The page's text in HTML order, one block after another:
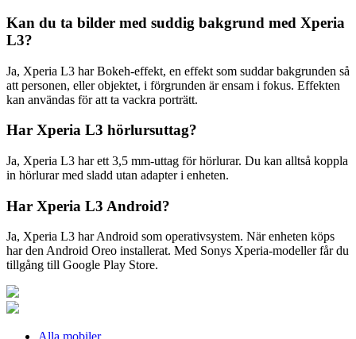
Kan du ta bilder med suddig bakgrund med Xperia
L3?
Ja, Xperia L3 har Bokeh-effekt, en effekt som suddar bakgrunden så
att personen, eller objektet, i förgrunden är ensam i fokus. Effekten
kan användas för att ta vackra porträtt.
Har Xperia L3 hörlursuttag?
Ja, Xperia L3 har ett 3,5 mm-uttag för hörlurar. Du kan alltså koppla
in hörlurar med sladd utan adapter i enheten.
Har Xperia L3 Android?
Ja, Xperia L3 har Android som operativsystem. När enheten köps
har den Android Oreo installerat. Med Sonys Xperia-modeller får du
tillgång till Google Play Store.